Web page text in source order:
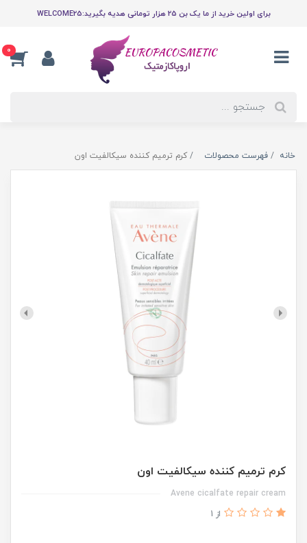
برای اولین خرید از ما یک بن 25 هزار تومانی هدیه بگیرید:WELCOME25
0
خانه فهرست محصولات کرم ترمیم کننده سیکالفیت اون
کرم ترمیم کننده سیکالفیت اون
Avene cicalfate repair cream
از 1